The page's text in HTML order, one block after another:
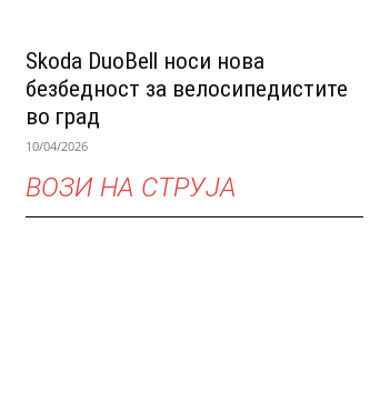
Skoda DuoBell носи нова
безбедност за велосипедистите
во град
10/04/2026
ВОЗИ НА СТРУЈА